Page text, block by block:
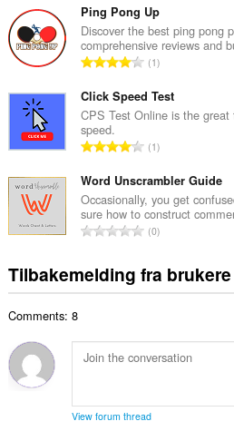
n
t
a
l
v
r
e
r
i
n
e
r
t
a
l
t
n
t
a
l
v
u
r
e
r
g
e
Ping Pong Up
Discover the best ping pong
comprehensive reviews and
T
t
a
t
n
t
a
v
u
e
r
n
g
1
Click Speed Test
CPS Test Online is the
speed.
T
t
a
l
t
n
t
l
v
d
1
Word Unscrambler Guide
Occasionally, you get
sure how to construct
T
t
a
a
n
l
0
Tilbakemelding fra brukere
Comments: 8
View forum thread